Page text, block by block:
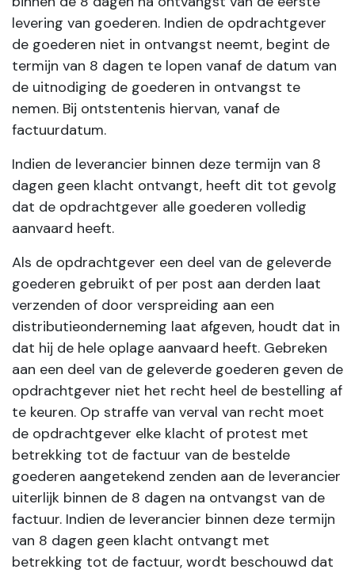
levering van goederen. Indien de opdrachtgever
de goederen niet in ontvangst neemt, begint de
termijn van 8 dagen te lopen vanaf de datum van
de uitnodiging de goederen in ontvangst te
nemen. Bij ontstentenis hiervan, vanaf de
factuurdatum.
Indien de leverancier binnen deze termijn van 8
dagen geen klacht ontvangt, heeft dit tot gevolg
dat de opdrachtgever alle goederen volledig
aanvaard heeft.
Als de opdrachtgever een deel van de geleverde
goederen gebruikt of per post aan derden laat
verzenden of door verspreiding aan een
distributieonderneming laat afgeven, houdt dat in
dat hij de hele oplage aanvaard heeft. Gebreken
aan een deel van de geleverde goederen geven de
opdrachtgever niet het recht heel de bestelling af
te keuren. Op straffe van verval van recht moet
de opdrachtgever elke klacht of protest met
betrekking tot de factuur van de bestelde
goederen aangetekend zenden aan de leverancier
uiterlijk binnen de 8 dagen na ontvangst van de
factuur. Indien de leverancier binnen deze termijn
van 8 dagen geen klacht ontvangt met
betrekking tot de factuur, wordt beschouwd dat